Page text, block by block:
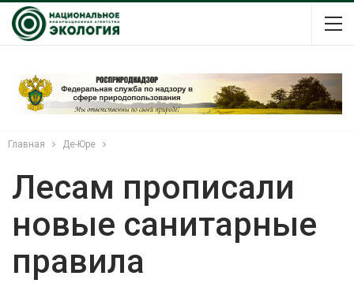
Главная Де-Юре
Лесам прописали
новые санитарные
правила